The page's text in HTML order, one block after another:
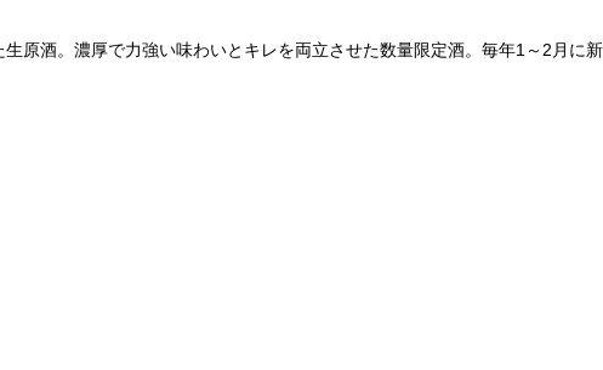
原酒。濃厚で力強い味わいとキレを両立させた数量限定酒。毎年1～2月に